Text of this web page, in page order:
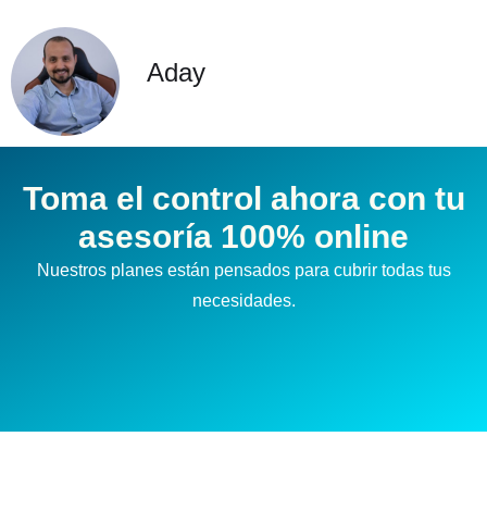
Aday
Toma el control ahora con tu
asesoría 100% online
Nuestros planes están pensados para cubrir todas tus
necesidades.